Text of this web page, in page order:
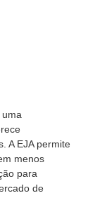
A EJA permite
menos
para
de